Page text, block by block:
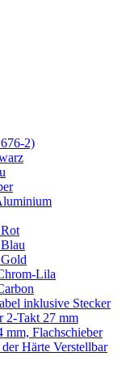
2)
Lila
inklusive Stecker
2-Takt 27 mm
mm, Flachschieber
Härte Verstellbar